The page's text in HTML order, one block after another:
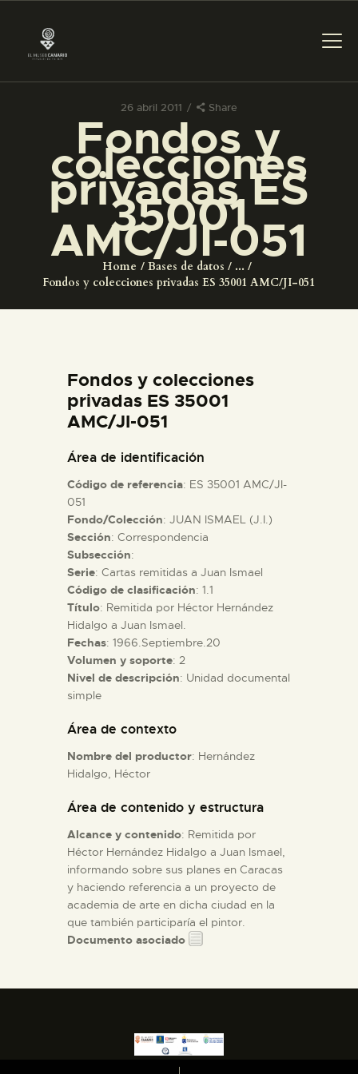
26 abril 2011 Share
Fondos y
colecciones
privadas ES
35001
AMC/JI-051
Home Bases de datos
...
Fondos y colecciones privadas ES 35001 AMC/JI-051
PREPARAR LA VISITA
ACTIVIDADES
EL MUSEO
DIDÁCTICA
ESPAÑOL
ACTIVIDADES
█
EL MUSEO
COLECCIONES
ESPAÑOL
Fondos y colecciones
privadas ES 35001
AMC/JI-051
Área de identificación
Código de referencia: ES 35001 AMC/JI-
051
Fondo/Colección: JUAN ISMAEL (J.I.)
Sección: Correspondencia
Subsección:
Serie: Cartas remitidas a Juan Ismael
Código de clasificación: 1.1
Título: Remitida por Héctor Hernández
Hidalgo a Juan Ismael.
Fechas: 1966.Septiembre.20
Volumen y soporte: 2
Nivel de descripción: Unidad documental
simple
Área de contexto
Nombre del productor: Hernández
Hidalgo, Héctor
Área de contenido y estructura
Alcance y contenido: Remitida por
Héctor Hernández Hidalgo a Juan Ismael,
informando sobre sus planes en Caracas
y haciendo referencia a un proyecto de
academia de arte en dicha ciudad en la
que también participaría el pintor.
Documento asociado